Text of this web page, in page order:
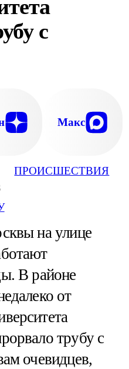
ПРОИСШЕСТВИЯ
с
Макс
на улице
В районе
от
трубу с
очевидцев,